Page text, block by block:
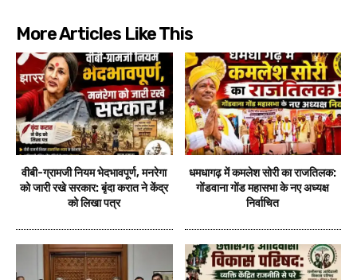
More Articles Like This
वीबी-ग्रामजी नियम भेदभावपूर्ण, मनरेगा
को जारी रखे सरकार: बृंदा करात ने केंद्र
को लिखा पत्र
धमधागढ़ में कमलेश सोरी का राजतिलक:
गोंडवाना गोंड महासभा के नए अध्यक्ष
निर्वाचित